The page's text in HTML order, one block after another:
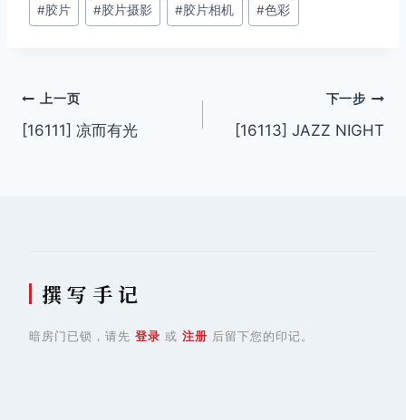
标
#胶片 #胶片摄影 #胶片相机 #色彩
文
章
上一页
[16111] 凉而有光
下一步
[16113] JAZZ NIGHT
撰 写 手 记
暗房门已锁，请先 登录 或 注册 后留下您的印记。